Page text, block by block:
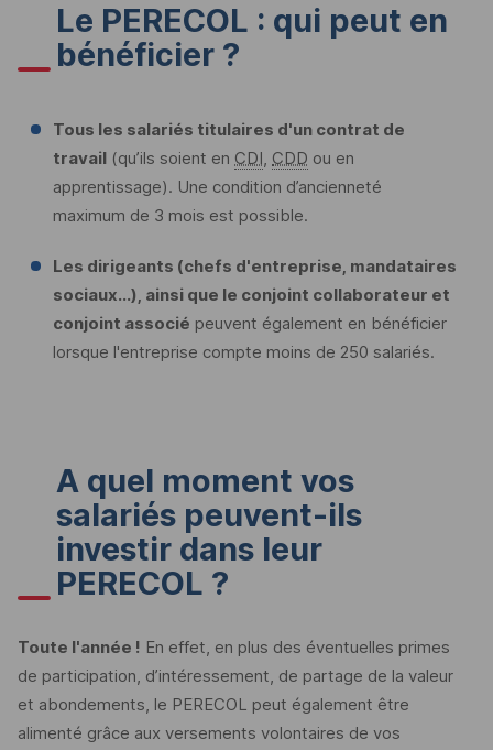
Le PERECOL : qui peut en
bénéficier ?
Tous les salariés titulaires d'un contrat de
travail (qu’ils soient en CDI, CDD ou en
apprentissage). Une condition d’ancienneté
maximum de 3 mois est possible.
Les dirigeants (chefs d'entreprise, mandataires
sociaux...), ainsi que le conjoint collaborateur et
conjoint associé peuvent également en bénéficier
lorsque l'entreprise compte moins de 250 salariés.
A quel moment vos
salariés peuvent-ils
investir dans leur
PERECOL ?
Toute l'année ! En effet, en plus des éventuelles primes
de participation, d’intéressement, de partage de la valeur
et abondements, le PERECOL peut également être
alimenté grâce aux versements volontaires de vos